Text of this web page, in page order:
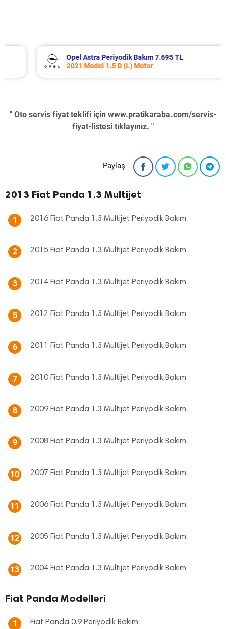
Opel Astra Periyodik Bakım 7.695 TL
2021 Model 1.5 D (L) Motor
" Oto servis fiyat teklifi için www.pratikaraba.com/servis-
fiyat-listesi tıklayınız. "
Paylaş
2013 Fiat Panda 1.3 Multijet
1 2016 Fiat Panda 1.3 Multijet Periyodik Bakım
2 2015 Fiat Panda 1.3 Multijet Periyodik Bakım
3 2014 Fiat Panda 1.3 Multijet Periyodik Bakım
5 2012 Fiat Panda 1.3 Multijet Periyodik Bakım
6 2011 Fiat Panda 1.3 Multijet Periyodik Bakım
7 2010 Fiat Panda 1.3 Multijet Periyodik Bakım
8 2009 Fiat Panda 1.3 Multijet Periyodik Bakım
9 2008 Fiat Panda 1.3 Multijet Periyodik Bakım
10 2007 Fiat Panda 1.3 Multijet Periyodik Bakım
11 2006 Fiat Panda 1.3 Multijet Periyodik Bakım
12 2005 Fiat Panda 1.3 Multijet Periyodik Bakım
13 2004 Fiat Panda 1.3 Multijet Periyodik Bakım
Fiat Panda Modelleri
1 Fiat Panda 0.9 Periyodik Bakım